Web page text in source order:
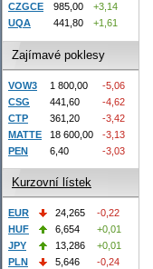
CZGCE
985,00
+3,14
UQA
441,80 +1,61
Zajímavé poklesy
VOW3 1 800,00
-5,06
CSG
441,60
-4,62
CTP
361,20
-3,42
MATTE
18 600,00
-3,13
PEN
6,40 -3,03
Kurzovní lístek
EUR 24,265
-0,22
HUF
6,654
+0,01
JPY
13,286
+0,01
PLN
5,646
-0,24